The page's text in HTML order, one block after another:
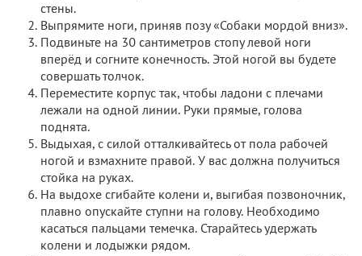
стены.
Выпрямите ноги, приняв позу «Собаки мордой вниз».
Подвиньте на 30 сантиметров стопу левой ноги
вперёд и согните конечность. Этой ногой вы будете
совершать толчок.
Переместите корпус так, чтобы ладони с плечами
лежали на одной линии. Руки прямые, голова
поднята.
Выдыхая, с силой отталкивайтесь от пола рабочей
ногой и взмахните правой. У вас должна получиться
стойка на руках.
На выдохе сгибайте колени и, выгибая позвоночник,
плавно опускайте ступни на голову. Необходимо
касаться пальцами темечка. Старайтесь удержать
колени и лодыжки рядом.